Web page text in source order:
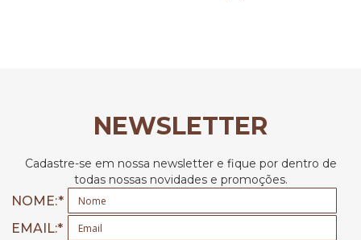
NEWSLETTER
Cadastre-se em nossa newsletter e fique por dentro de
todas nossas novidades e promoções.
NOME:
EMAIL